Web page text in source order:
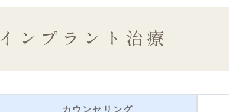
インプラント治療
カウンセリング